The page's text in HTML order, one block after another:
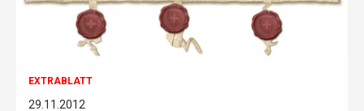
EXTRABLATT
29.11.2012